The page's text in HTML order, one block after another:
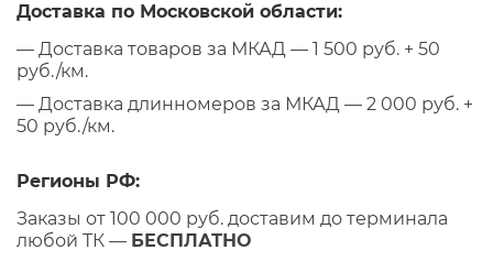
Доставка по Московской области:
— Доставка товаров за МКАД — 1 500 руб. + 50
руб./км.
— Доставка длинномеров за МКАД — 2 000 руб. +
50 руб./км.
Регионы РФ:
Заказы от 100 000 руб. доставим до терминала
любой ТК — БЕСПЛАТНО